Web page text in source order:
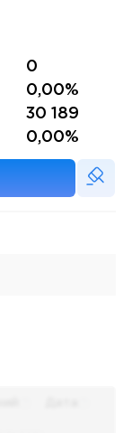
0
0,00%
30 189
0,00%